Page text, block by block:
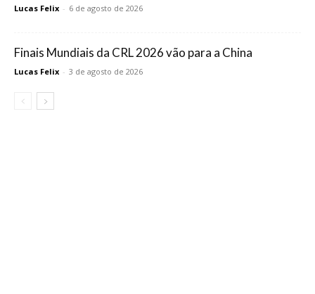
Lucas Felix - 6 de agosto de 2026
Finais Mundiais da CRL 2026 vão para a China
Lucas Felix - 3 de agosto de 2026